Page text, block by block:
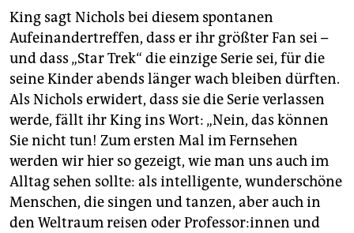
King sagt Nichols bei diesem spontanen
Aufeinandertreffen, dass er ihr größter Fan sei –
und dass „Star Trek“ die einzige Serie sei, für die
seine Kinder abends länger wach bleiben dürften.
Als Nichols erwidert, dass sie die Serie verlassen
werde, fällt ihr King ins Wort: „Nein, das können
Sie nicht tun! Zum ersten Mal im Fernsehen
werden wir hier so gezeigt, wie man uns auch im
Alltag sehen sollte: als intelligente, wunderschöne
Menschen, die singen und tanzen, aber auch in
den Weltraum reisen oder Pro­fes­so­r:in­nen und